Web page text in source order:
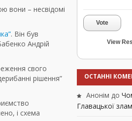
вони – несвідомі
. Він був
Андрій
свого
рішення”
і схема
Vote
View
ОСТАННІ
Анонім до
Главацької